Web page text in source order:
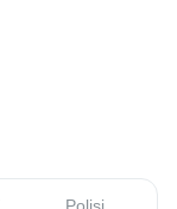
Polisi